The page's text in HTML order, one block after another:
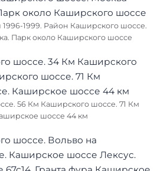
1999. Район Каширского шоссе.
Парк около Каширского шоссе
56 Км Каширского шоссе. 71 Км
шоссе 44 км